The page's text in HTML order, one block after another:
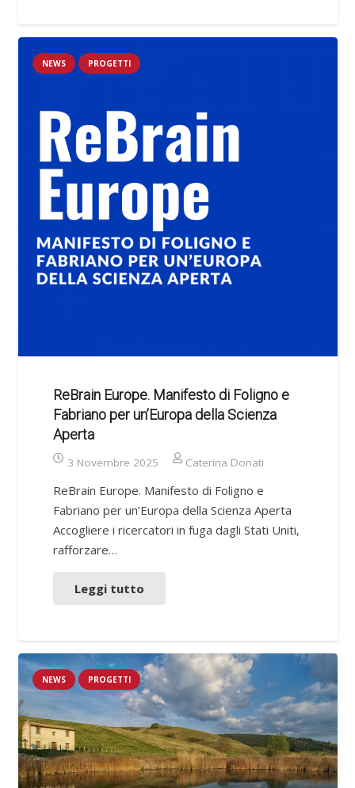
NEWS PROGETTI
ReBrain Europe. Manifesto di Foligno e
Fabriano per un’Europa della Scienza
Aperta
3 Novembre 2025 Caterina Donati
ReBrain Europe. Manifesto di Foligno e
Fabriano per un’Europa della Scienza Aperta
Accogliere i ricercatori in fuga dagli Stati Uniti,
rafforzare…
Leggi tutto
NEWS PROGETTI